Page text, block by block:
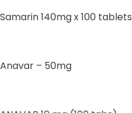
Samarin 140mg x 100 tablets
Anavar – 50mg